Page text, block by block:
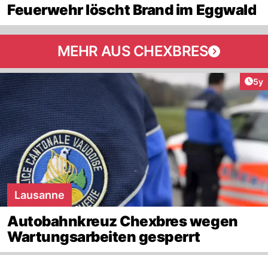
Feuerwehr löscht Brand im Eggwald
MEHR AUS CHEXBRES
5y
Lausanne
Autobahnkreuz Chexbres wegen
Wartungsarbeiten gesperrt